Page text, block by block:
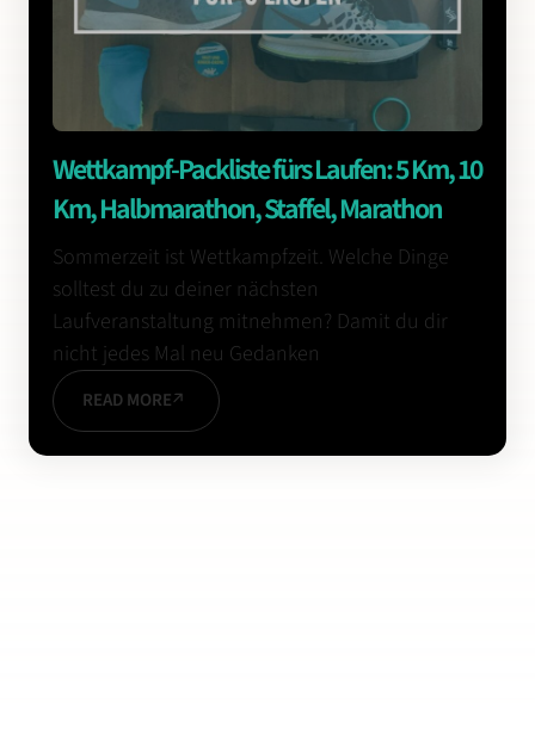
Wettkampf-Packliste fürs Laufen: 5 Km, 10
Km, Halbmarathon, Staffel, Marathon
Sommerzeit ist Wettkampfzeit. Welche Dinge
solltest du zu deiner nächsten
Laufveranstaltung mitnehmen? Damit du dir
nicht jedes Mal neu Gedanken
READ MORE